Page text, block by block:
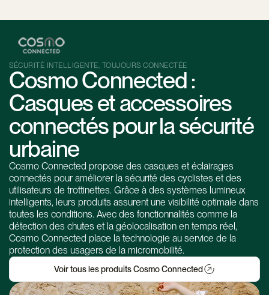
SÉCURITÉ INTELLIGENTE, TOUJOURS CONNECTÉE
Cosmo Connected :
Casques et accessoires
connectés pour la sécurité
urbaine
Cosmo Connected propose des casques et éclairages
connectés pour améliorer la sécurité des cyclistes et des
utilisateurs de trottinettes. Grâce à des systèmes lumineux
intelligents, leurs produits assurent une visibilité optimale dans
toutes les conditions. Avec des fonctionnalités comme la
détection des chutes et la géolocalisation en temps réel,
Cosmo Connected place la technologie au service de la
protection des usagers de la micromobilité.
Voir tous les produits Cosmo Connected